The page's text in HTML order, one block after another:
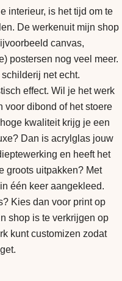
interieur, is het tijd om te
De werkenuit mijn shop
canvas,
postersen nog veel meer.
net echt.
effect. Wil je het werk
voor dibond of het stoere
kwaliteit krijg je een
Dan is acrylglas jouw
en heeft het
groots uitpakken? Met
één keer aangekleed.
Kies dan voor print op
shop is te verkrijgen op
kunt customizen zodat